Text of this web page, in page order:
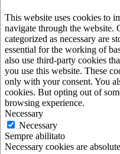
This website uses cookies to
navigate through the website.
categorized as necessary are
essential for the working of
also use third-party cookies
you use this website. These
only with your consent. You
cookies. But opting out of
browsing experience.
Necessary
Necessary
Sempre abilitato
Necessary cookies are